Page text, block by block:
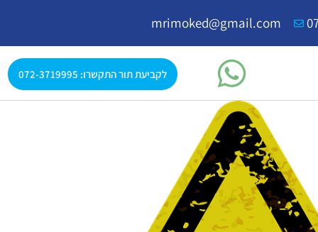
mrimoked@gmail.com
לקביעת תור התקשרו: 072-3719995